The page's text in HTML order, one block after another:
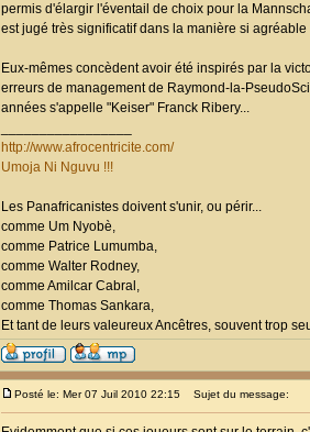
permis d'élargir l'éventail de choix pour la
est jugé très significatif dans la manière si
Eux-mêmes concèdent avoir été inspirés par la
erreurs de management de Raymond-la-
années s'appelle "Keiser" Franck Ribery...
http://www.afrocentricite.com/
Umoja Ni Nguvu !!!
Les Panafricanistes doivent s'unir, ou périr...
comme Um Nyobè,
comme Patrice Lumumba,
comme Walter Rodney,
comme Amilcar Cabral,
comme Thomas Sankara,
Et tant de leurs valeureux Ancêtres, souvent trop
Posté le: Mer 07 Juil 2010 22:15 Sujet du message: